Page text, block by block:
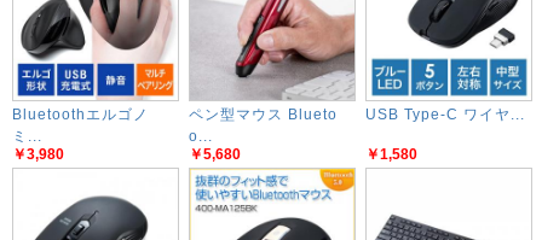
Bluetoothエルゴノ
ミ...
￥3,980
ペン型マウス Blueto
o...
￥5,680
USB Type-C ワイヤ...
￥1,580